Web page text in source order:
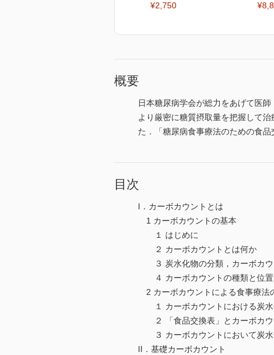
¥2,750
概要
日本糖尿病学会が総力をあげて医
より厳密に糖質摂取量を把握して
た．「糖尿病食事療法のための食
目次
I．カーボカウントとは
1 カーボカウントの基本
１ はじめに
２ カーボカウントとは何か
３ 炭水化物の分類，カーボカウ
４ カーボカウントの種類と位置
2 カーボカウントによる食事療法
１ カーボカウントにおける炭水
２ 「食品交換表」とカーボカウ
３ カーボカウントにおいて炭水
II．基礎カーボカウント